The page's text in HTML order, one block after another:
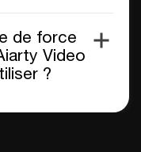
de force
Video
?